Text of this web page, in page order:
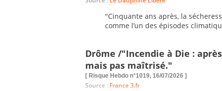
"Cinquante ans après, la
comme l’un des épisodes
Drôme /"Incendie à Die :
mais pas maîtrisé."
[ Risque Hebdo n°1019, 16/07/2026 ]
Source : France 3.fr